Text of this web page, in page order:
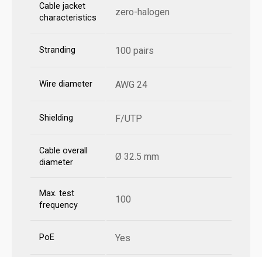
Cable jacket
characteristics
zero-halogen
Stranding 100 pairs
Wire diameter AWG 24
Shielding F/UTP
Cable overall
diameter
Ø 32.5 mm
Max. test
frequency
100
PoE Yes